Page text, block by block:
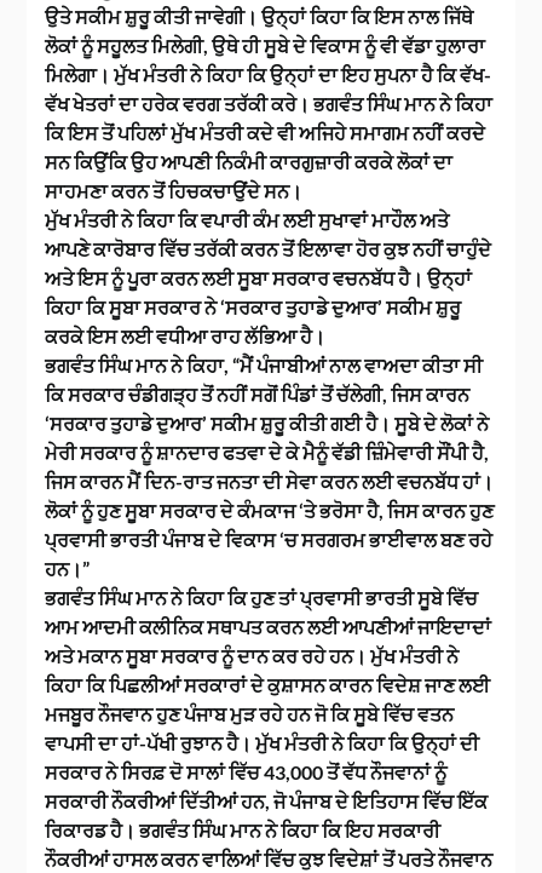
ਉਤੇ ਸਕੀਮ ਸ਼ੁਰੂ ਕੀਤੀ ਜਾਵੇਗੀ। ਉਨ੍ਹਾਂ ਕਿਹਾ ਕਿ ਇਸ ਨਾਲ ਜਿੱਥੇ
ਲੋਕਾਂ ਨੂੰ ਸਹੂਲਤ ਮਿਲੇਗੀ, ਉਥੇ ਹੀ ਸੂਬੇ ਦੇ ਵਿਕਾਸ ਨੂੰ ਵੀ ਵੱਡਾ ਹੁਲਾਰਾ
ਮਿਲੇਗਾ। ਮੁੱਖ ਮੰਤਰੀ ਨੇ ਕਿਹਾ ਕਿ ਉਨ੍ਹਾਂ ਦਾ ਇਹ ਸੁਪਨਾ ਹੈ ਕਿ ਵੱਖ-
ਵੱਖ ਖੇਤਰਾਂ ਦਾ ਹਰੇਕ ਵਰਗ ਤਰੱਕੀ ਕਰੇ। ਭਗਵੰਤ ਸਿੰਘ ਮਾਨ ਨੇ ਕਿਹਾ
ਕਿ ਇਸ ਤੋਂ ਪਹਿਲਾਂ ਮੁੱਖ ਮੰਤਰੀ ਕਦੇ ਵੀ ਅਜਿਹੇ ਸਮਾਗਮ ਨਹੀਂ ਕਰਦੇ
ਸਨ ਕਿਉਂਕਿ ਉਹ ਆਪਣੀ ਨਿਕੰਮੀ ਕਾਰਗੁਜ਼ਾਰੀ ਕਰਕੇ ਲੋਕਾਂ ਦਾ
ਸਾਹਮਣਾ ਕਰਨ ਤੋਂ ਹਿਚਕਚਾਉਂਦੇ ਸਨ।
ਮੁੱਖ ਮੰਤਰੀ ਨੇ ਕਿਹਾ ਕਿ ਵਪਾਰੀ ਕੰਮ ਲਈ ਸੁਖਾਵਾਂ ਮਾਹੌਲ ਅਤੇ
ਆਪਣੇ ਕਾਰੋਬਾਰ ਵਿੱਚ ਤਰੱਕੀ ਕਰਨ ਤੋਂ ਇਲਾਵਾ ਹੋਰ ਕੁਝ ਨਹੀਂ ਚਾਹੁੰਦੇ
ਅਤੇ ਇਸ ਨੂੰ ਪੂਰਾ ਕਰਨ ਲਈ ਸੂਬਾ ਸਰਕਾਰ ਵਚਨਬੱਧ ਹੈ। ਉਨ੍ਹਾਂ
ਕਿਹਾ ਕਿ ਸੂਬਾ ਸਰਕਾਰ ਨੇ ‘ਸਰਕਾਰ ਤੁਹਾਡੇ ਦੁਆਰ’ ਸਕੀਮ ਸ਼ੁਰੂ
ਕਰਕੇ ਇਸ ਲਈ ਵਧੀਆ ਰਾਹ ਲੱਭਿਆ ਹੈ।
ਭਗਵੰਤ ਸਿੰਘ ਮਾਨ ਨੇ ਕਿਹਾ, “ਮੈਂ ਪੰਜਾਬੀਆਂ ਨਾਲ ਵਾਅਦਾ ਕੀਤਾ ਸੀ
ਕਿ ਸਰਕਾਰ ਚੰਡੀਗੜ੍ਹ ਤੋਂ ਨਹੀਂ ਸਗੋਂ ਪਿੰਡਾਂ ਤੋਂ ਚੱਲੇਗੀ, ਜਿਸ ਕਾਰਨ
‘ਸਰਕਾਰ ਤੁਹਾਡੇ ਦੁਆਰ’ ਸਕੀਮ ਸ਼ੁਰੂ ਕੀਤੀ ਗਈ ਹੈ। ਸੂਬੇ ਦੇ ਲੋਕਾਂ ਨੇ
ਮੇਰੀ ਸਰਕਾਰ ਨੂੰ ਸ਼ਾਨਦਾਰ ਫਤਵਾ ਦੇ ਕੇ ਮੈਨੂੰ ਵੱਡੀ ਜ਼ਿੰਮੇਵਾਰੀ ਸੌਂਪੀ ਹੈ,
ਜਿਸ ਕਾਰਨ ਮੈਂ ਦਿਨ-ਰਾਤ ਜਨਤਾ ਦੀ ਸੇਵਾ ਕਰਨ ਲਈ ਵਚਨਬੱਧ ਹਾਂ।
ਲੋਕਾਂ ਨੂੰ ਹੁਣ ਸੂਬਾ ਸਰਕਾਰ ਦੇ ਕੰਮਕਾਜ ‘ਤੇ ਭਰੋਸਾ ਹੈ, ਜਿਸ ਕਾਰਨ ਹੁਣ
ਪ੍ਰਵਾਸੀ ਭਾਰਤੀ ਪੰਜਾਬ ਦੇ ਵਿਕਾਸ ‘ਚ ਸਰਗਰਮ ਭਾਈਵਾਲ ਬਣ ਰਹੇ
ਹਨ।”
ਭਗਵੰਤ ਸਿੰਘ ਮਾਨ ਨੇ ਕਿਹਾ ਕਿ ਹੁਣ ਤਾਂ ਪ੍ਰਵਾਸੀ ਭਾਰਤੀ ਸੂਬੇ ਵਿੱਚ
ਆਮ ਆਦਮੀ ਕਲੀਨਿਕ ਸਥਾਪਤ ਕਰਨ ਲਈ ਆਪਣੀਆਂ ਜਾਇਦਾਦਾਂ
ਅਤੇ ਮਕਾਨ ਸੂਬਾ ਸਰਕਾਰ ਨੂੰ ਦਾਨ ਕਰ ਰਹੇ ਹਨ। ਮੁੱਖ ਮੰਤਰੀ ਨੇ
ਕਿਹਾ ਕਿ ਪਿਛਲੀਆਂ ਸਰਕਾਰਾਂ ਦੇ ਕੁਸ਼ਾਸਨ ਕਾਰਨ ਵਿਦੇਸ਼ ਜਾਣ ਲਈ
ਮਜਬੂਰ ਨੌਜਵਾਨ ਹੁਣ ਪੰਜਾਬ ਮੁੜ ਰਹੇ ਹਨ ਜੋ ਕਿ ਸੂਬੇ ਵਿੱਚ ਵਤਨ
ਵਾਪਸੀ ਦਾ ਹਾਂ-ਪੱਖੀ ਰੁਝਾਨ ਹੈ। ਮੁੱਖ ਮੰਤਰੀ ਨੇ ਕਿਹਾ ਕਿ ਉਨ੍ਹਾਂ ਦੀ
ਸਰਕਾਰ ਨੇ ਸਿਰਫ਼ ਦੋ ਸਾਲਾਂ ਵਿੱਚ 43,000 ਤੋਂ ਵੱਧ ਨੌਜਵਾਨਾਂ ਨੂੰ
ਸਰਕਾਰੀ ਨੌਕਰੀਆਂ ਦਿੱਤੀਆਂ ਹਨ, ਜੋ ਪੰਜਾਬ ਦੇ ਇਤਿਹਾਸ ਵਿੱਚ ਇੱਕ
ਰਿਕਾਰਡ ਹੈ। ਭਗਵੰਤ ਸਿੰਘ ਮਾਨ ਨੇ ਕਿਹਾ ਕਿ ਇਹ ਸਰਕਾਰੀ
ਨੌਕਰੀਆਂ ਹਾਸਲ ਕਰਨ ਵਾਲਿਆਂ ਵਿੱਚ ਕੁਝ ਵਿਦੇਸ਼ਾਂ ਤੋਂ ਪਰਤੇ ਨੌਜਵਾਨ